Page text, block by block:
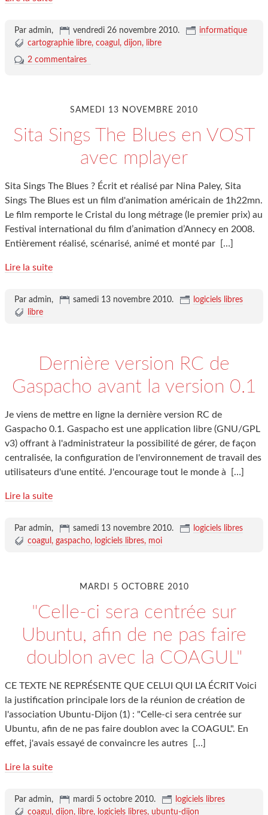
Par admin, vendredi 26 novembre 2010.
informatique
cartographie libre coagul dijon
libre
2 commentaires
SAMEDI 13 NOVEMBRE 2010
Sita Sings The Blues en VOST
avec mplayer
Sita Sings The Blues ? Écrit et réalisé par Nina Paley, Sita
Sings The Blues est un film d'animation américain de 1h22mn.
Le film remporte le Cristal du long métrage (le premier prix) au
Festival international du film d’animation d’Annecy en 2008.
Entièrement réalisé, scénarisé, animé et monté par
[…]
Lire la suite
Par admin, samedi 13 novembre 2010.
logiciels libres
libre
Dernière version RC de
Gaspacho avant la version 0.1
Je viens de mettre en ligne la dernière version RC de
Gaspacho 0.1. Gaspacho est une application libre (GNU/GPL
v3) offrant à l'administrateur la possibilité de gérer, de façon
centralisée, la configuration de l'environnement de travail des
utilisateurs d'une entité. J'encourage tout le monde à
[…]
Lire la suite
Par admin, samedi 13 novembre 2010.
logiciels libres
coagul
gaspacho logiciels libres moi
MARDI 5 OCTOBRE 2010
"Celle-ci sera centrée sur
Ubuntu, afin de ne pas faire
doublon avec la COAGUL"
CE TEXTE NE REPRÉSENTE QUE CELUI QUI L'A ÉCRIT Voici
la justification principale lors de la réunion de création de
l'association Ubuntu-Dijon (1) : "Celle-ci sera centrée sur
Ubuntu, afin de ne pas faire doublon avec la COAGUL". En
effet, j'avais essayé de convaincre les autres
[…]
Lire la suite
Par admin, mardi 5 octobre 2010.
logiciels libres
coagul
dijon libre logiciels libres ubuntu-dijon